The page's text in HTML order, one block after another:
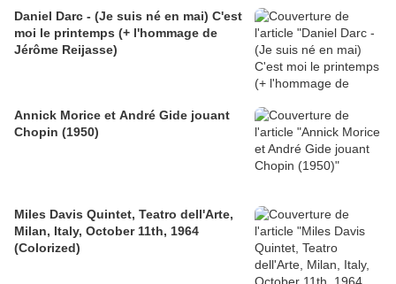
Daniel Darc - (Je suis né en mai) C'est
moi le printemps (+ l'hommage de
Jérôme Reijasse)
Annick Morice et André Gide jouant
Chopin (1950)
Miles Davis Quintet, Teatro dell'Arte,
Milan, Italy, October 11th, 1964
(Colorized)